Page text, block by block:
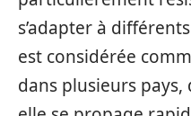
s’adapter à
est considérée
dans plusieurs pays,